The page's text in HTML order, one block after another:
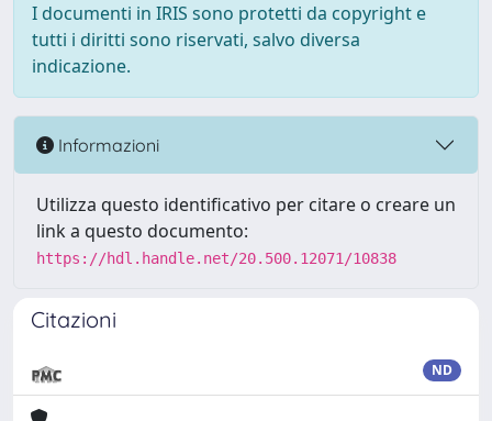
I documenti in IRIS sono protetti da copyright e
tutti i diritti sono riservati, salvo diversa
indicazione.
Informazioni
Utilizza questo identificativo per citare o creare un
link a questo documento:
https://hdl.handle.net/20.500.12071/10838
Citazioni
ND